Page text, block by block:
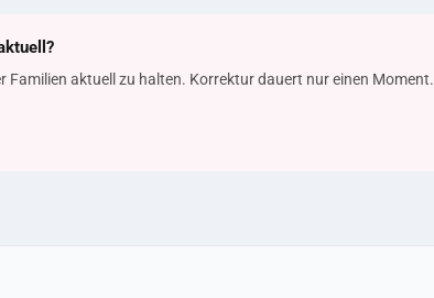
Familien aktuell zu halten. Korrektur dauert nur einen Moment.